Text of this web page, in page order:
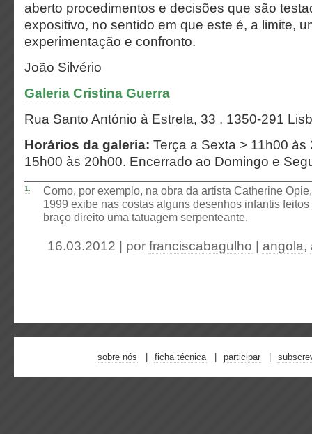
aberto procedimentos e decisões que são
expositivo, no sentido em que este é, a limite,
experimentação e confronto.
João Silvério
Galeria Cristina Guerra
Rua Santo António à Estrela, 33 . 1350-291
Horários da galeria: Terça a Sexta > 11h00
15h00 às 20h00. Encerrado ao Domingo e
1.
Como, por exemplo, na obra da artista Catherine
1999 exibe nas costas alguns desenhos infantis
braço direito uma tatuagem serpenteante.
16.03.2012 | por franciscabagulho | angola,
sobre nós ficha técnica participar